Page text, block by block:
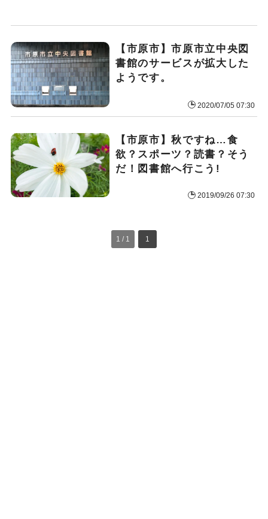
【市原市】市原市立中央図
書館のサービスが拡大した
ようです。
2020/07/05 07:30
【市原市】秋ですね…食
欲？スポーツ？読書？そう
だ！図書館へ行こう!
2019/09/26 07:30
1 / 1 1